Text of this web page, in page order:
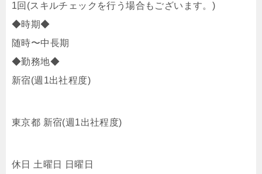
1回(スキルチェックを行う場合もございます。)
◆時期◆
随時〜中長期
◆勤務地◆
新宿(週1出社程度)
東京都 新宿(週1出社程度)
休日 土曜日 日曜日